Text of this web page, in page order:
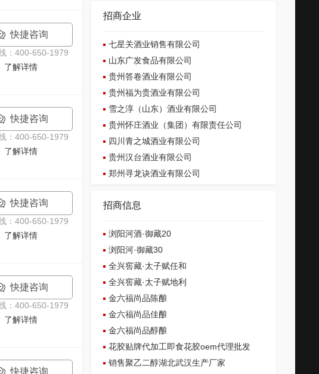
快捷咨询
：400-650-1979
了解详情
快捷咨询
：400-650-1979
了解详情
快捷咨询
：400-650-1979
了解详情
快捷咨询
：400-650-1979
了解详情
快捷咨询
招商企业
七星关酒业销售有限公司
山东广发食品有限公司
贵州答卷酒业有限公司
贵州福为贵酒业有限公司
雪之淳（山东）酒业有限公司
贵州怀庄酒业（集团）有限责任公司
四川青之城酒业有限公司
贵州汉台酒业有限公司
郑州寻龙诀酒业有限公司
招商信息
浏阳河酒·御藏20
浏阳河·御藏30
全兴窖藏·太子赋任和
全兴窖藏·太子赋地利
金六福尚品陈酿
金六福尚品佳酿
金六福尚品醇酿
花胶贴牌代加工即食花胶oem代理批发
销售聚乙二醇湖北武汉生产厂家